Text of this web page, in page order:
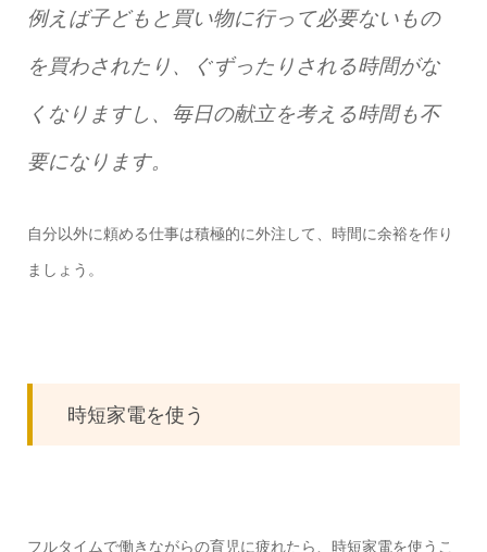
例えば子どもと買い物に行って必要ないもの
を買わされたり、ぐずったりされる時間がな
くなりますし、毎日の献立を考える時間も不
要になります。
自分以外に頼める仕事は積極的に外注して、時間に余裕を作り
ましょう。
時短家電を使う
フルタイムで働きながらの育児に疲れたら、時短家電を使うこ